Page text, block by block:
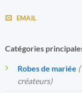
EMAIL
Catégories
Robes de mariée
créateurs)